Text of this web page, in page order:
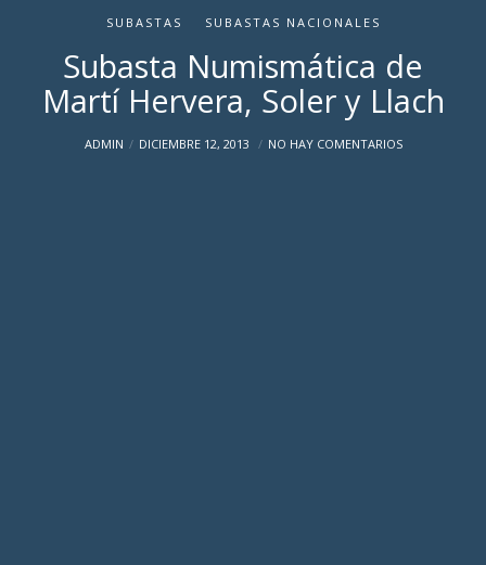
SUBASTAS SUBASTAS NACIONALES
Subasta Numismática de
Martí Hervera, Soler y Llach
ADMIN DICIEMBRE 12, 2013 NO HAY COMENTARIOS